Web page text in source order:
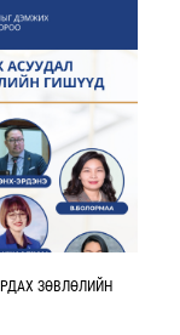
ЗӨВЛӨЛИЙН